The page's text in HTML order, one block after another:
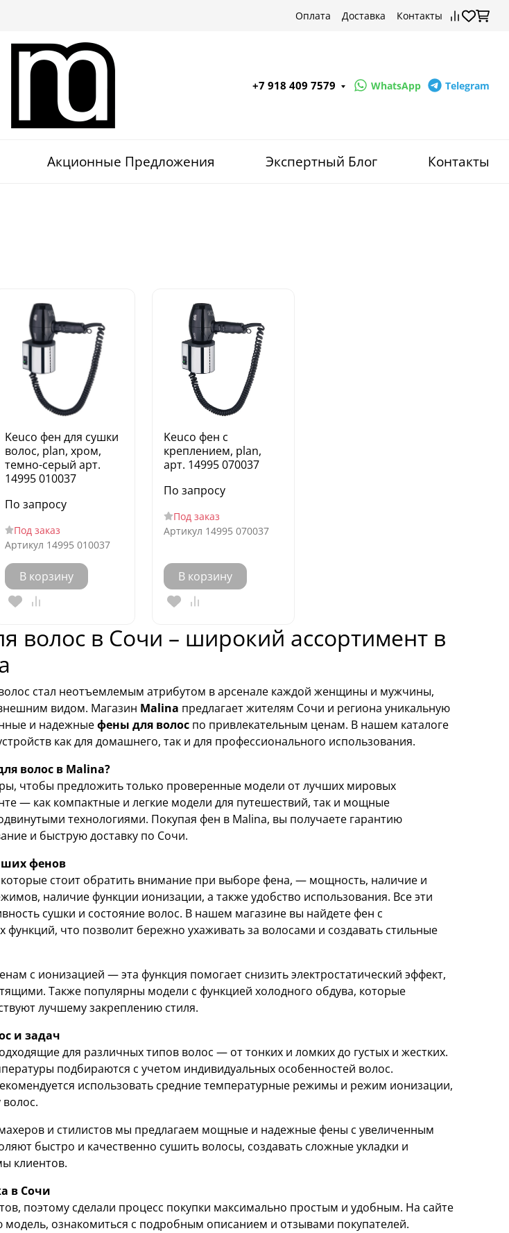
Оплата Доставка Контакты
+7 918 409 7579 WhatsApp Telegram
Акционные Предложения Экспертный Блог Контакты
Keuco фен для сушки
волос, plan, хром,
темно-серый арт.
14995 010037
По запросу
Под заказ
Артикул 14995 010037
В корзину
Keuco фен с
креплением, plan,
арт. 14995 070037
По запросу
Под заказ
Артикул 14995 070037
В корзину
волос в Сочи – широкий ассортимент в
стал неотъемлемым атрибутом в арсенале каждой женщины и мужчины,
видом. Магазин Malina предлагает жителям Сочи и региона уникальную
и надежныефены для волос по привлекательным ценам. В нашем каталоге
как для домашнего, так и для профессионального использования.
волос в Malina?
чтобы предложить только проверенные модели от лучших мировых
— как компактные и легкие модели для путешествий, так и мощные
технологиями. Покупая фен в Malina, вы получаете гарантию
и быструю доставку по Сочи.
фенов
стоит обратить внимание при выборе фена, — мощность, наличие и
наличие функции ионизации, а также удобство использования. Все эти
сушки и состояние волос. В нашем магазине вы найдете фен с
что позволит бережно ухаживать за волосами и создавать стильные
с ионизацией — эта функция помогает снизить электростатический эффект,
Также популярны модели с функцией холодного обдува, которые
лучшему закреплению стиля.
и задач
для различных типов волос — от тонких и ломких до густых и жестких.
подбираются с учетом индивидуальных особенностей волос.
использовать средние температурные режимы и режим ионизации,
и стилистов мы предлагаем мощные и надежные фены с увеличенным
быстро и качественно сушить волосы, создавать сложные укладки и
клиентов.
в Сочи
поэтому сделали процесс покупки максимально простым и удобным. На сайте
ознакомиться с подробным описанием и отзывами покупателей.